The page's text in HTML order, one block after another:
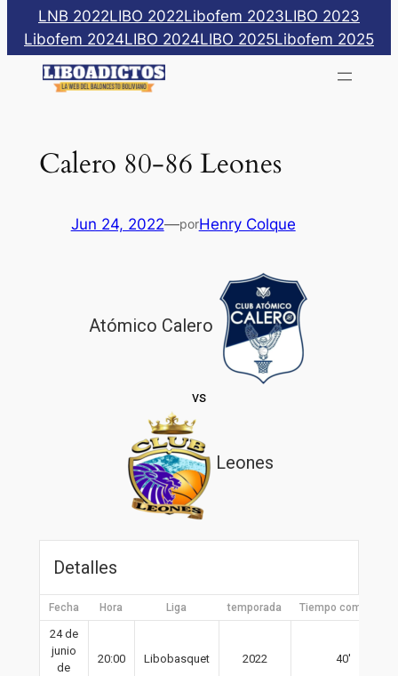
Saltar
contenido
LNB 2022LIBO 2022Libofem 2023LIBO 2023
Libofem 2024LIBO 2024LIBO 2025Libofem 2025
Calero 80-86 Leones
Jun 24, 2022—porHenry Colque
Atómico Calero
vs
Leones
Detalles
Fecha Hora Liga temporada Tiempo completo
24 de
junio
de
20:00 Libobasquet 2022 40′